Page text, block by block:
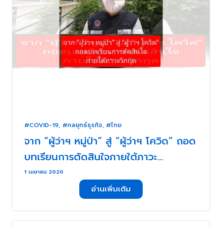
#COVID-19, #กลยุทธ์ธุรกิจ, #ไทย
จาก “ผู้ว่าฯ หมู่ป่า” สู่ “ผู้ว่าฯ โควิด” ถอด
บทเรียนการตัดสินใจภายใต้ภาวะ
วิกฤตUntitled) . . .
1 เมษายน 2020
อ่านเพิ่มเติม